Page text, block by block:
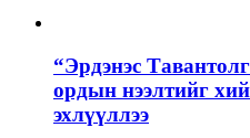
“Эрдэнэс
ордын нээлтийг
эхлүүллээ